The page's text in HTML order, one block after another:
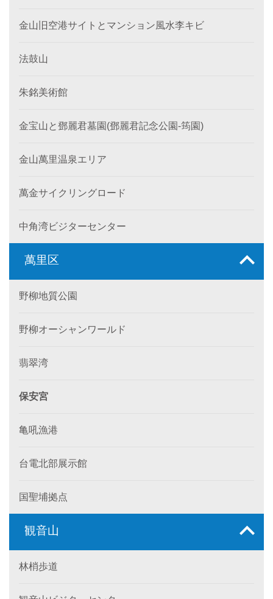
金山旧空港サイトとマンション風水李キビ
法鼓山
朱銘美術館
金宝山と鄧麗君墓園(鄧麗君記念公園-筠園)
金山萬里温泉エリア
萬金サイクリングロード
中角湾ビジターセンター
萬里区
野柳地質公園
野柳オーシャンワールド
翡翠湾
保安宮
亀吼漁港
台電北部展示館
国聖埔拠点
観音山
林梢歩道